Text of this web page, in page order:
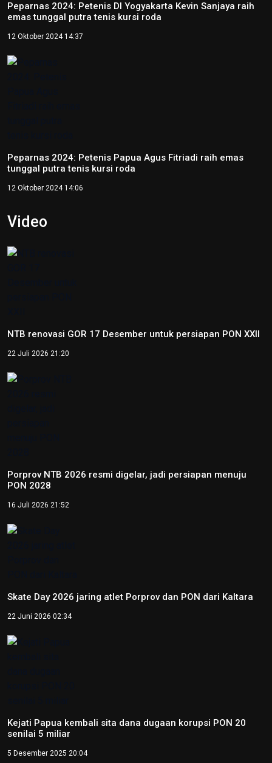
Peparnas 2024: Petenis DI Yogyakarta Kevin Sanjaya raih
emas tunggal putra tenis kursi roda
12 Oktober 2024 14:37
Peparnas 2024: Petenis Papua Agus Fitriadi raih emas
tunggal putra tenis kursi roda
12 Oktober 2024 14:06
Video
NTB renovasi GOR 17 Desember untuk persiapan PON XXII
22 Juli 2026 21:20
Porprov NTB 2026 resmi digelar, jadi persiapan menuju
PON 2028
16 Juli 2026 21:52
Skate Day 2026 jaring atlet Porprov dan PON dari Kaltara
22 Juni 2026 02:34
Kejati Papua kembali sita dana dugaan korupsi PON 20
senilai 5 miliar
5 Desember 2025 20:04